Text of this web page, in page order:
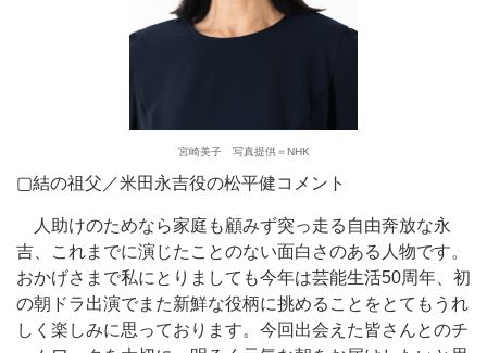
宮崎美子 写真提供＝NHK
▢結の祖父／米田永吉役の松平健コメント
人助けのためなら家庭も顧みず突っ走る自由奔放な永
吉、これまでに演じたことのない面白さのある人物です。
おかげさまで私にとりましても今年は芸能生活50周年、初
の朝ドラ出演でまた新鮮な役柄に挑めることをとてもうれ
しく楽しみに思っております。今回出会えた皆さんとのチ